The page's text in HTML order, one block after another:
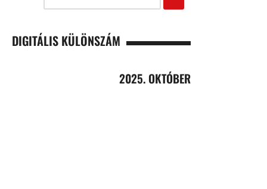
DIGITÁLIS KÜLÖNSZÁM
2025. OKTÓBER